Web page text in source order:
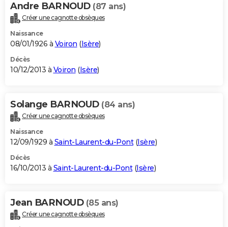
Andre BARNOUD (87 ans)
Créer une cagnotte obsèques
Naissance
08/01/1926 à Voiron (Isère)
Décès
10/12/2013 à Voiron (Isère)
Solange BARNOUD (84 ans)
Créer une cagnotte obsèques
Naissance
12/09/1929 à Saint-Laurent-du-Pont(Isère)
Décès
16/10/2013 à Saint-Laurent-du-Pont(Isère)
Jean BARNOUD (85 ans)
Créer une cagnotte obsèques